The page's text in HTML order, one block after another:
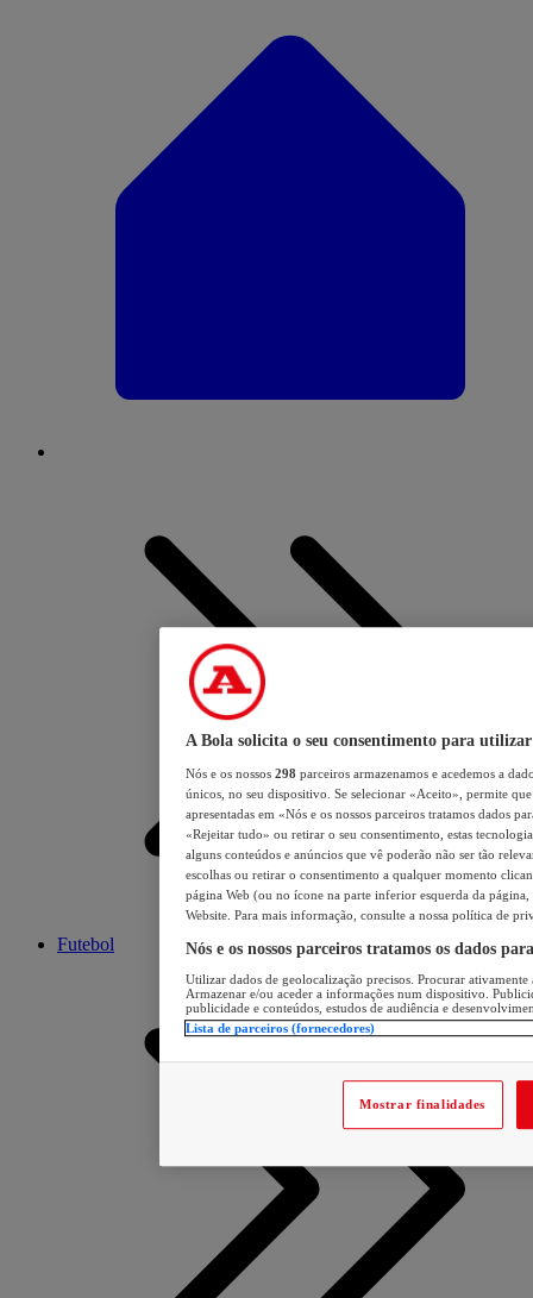
Futebol
A Bola solicita o seu consentimento para utilizar
Nós e os nossos 298 parceiros armazenamos e acedemos a
únicos, no seu dispositivo. Se selecionar «Aceito», permite
apresentadas em «Nós e os nossos parceiros tratamos dados
«Rejeitar tudo» ou retirar o seu consentimento, estas
alguns conteúdos e anúncios que vê poderão não ser tão
escolhas ou retirar o consentimento a qualquer momento
página Web (ou no ícone na parte inferior esquerda da página,
Website. Para mais informação, consulte a nossa política de
Nós e os nossos parceiros tratamos os dados
Utilizar dados de geolocalização precisos. Procurar
Armazenar e/ou aceder a informações num dispositivo.
publicidade e conteúdos, estudos de audiência e
Lista de parceiros (fornecedores)
Mostrar finalidades